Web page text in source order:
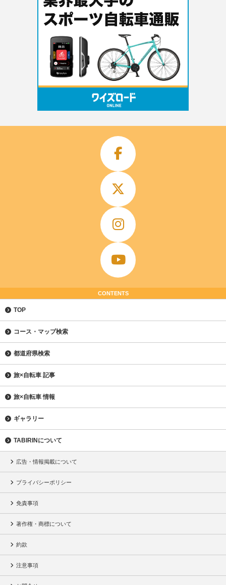
CONTENTS
TOP
コース・マップ検索
都道府県検索
旅×自転車 記事
旅×自転車 情報
ギャラリー
TABIRINについて
広告・情報掲載について
プライバシーポリシー
免責事項
著作権・商標について
約款
注意事項